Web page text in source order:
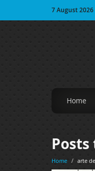
7 August 2026
Home
Home / arte